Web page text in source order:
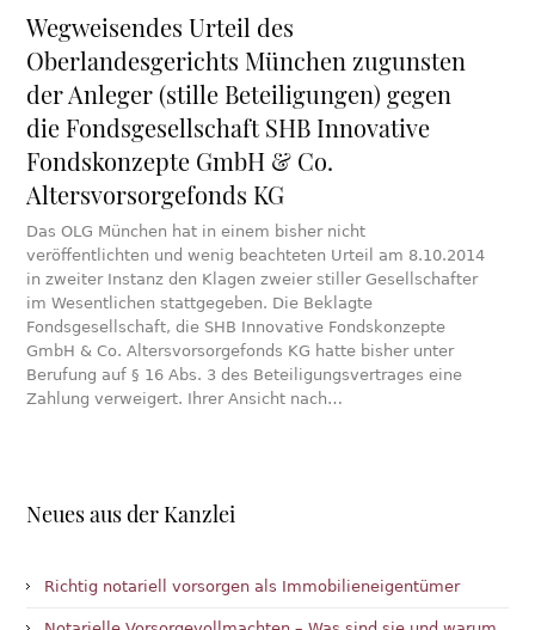
Wegweisendes Urteil des
Oberlandesgerichts München zugunsten
der Anleger (stille Beteiligungen) gegen
die Fondsgesellschaft SHB Innovative
Fondskonzepte GmbH & Co.
Altersvorsorgefonds KG
Das OLG München hat in einem bisher nicht
veröffentlichten und wenig beachteten Urteil am 8.10.2014
in zweiter Instanz den Klagen zweier stiller Gesellschafter
im Wesentlichen stattgegeben. Die Beklagte
Fondsgesellschaft, die SHB Innovative Fondskonzepte
GmbH & Co. Altersvorsorgefonds KG hatte bisher unter
Berufung auf § 16 Abs. 3 des Beteiligungsvertrages eine
Zahlung verweigert. Ihrer Ansicht nach…
Neues aus der Kanzlei
Richtig notariell vorsorgen als Immobilieneigentümer